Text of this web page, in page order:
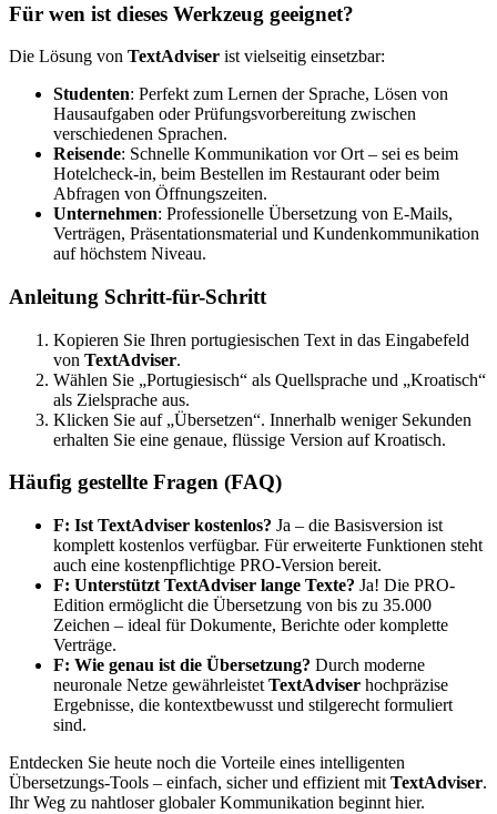
Für wen ist dieses Werkzeug geeignet?
Die Lösung von TextAdviser ist vielseitig einsetzbar:
Studenten: Perfekt zum Lernen der Sprache, Lösen von
Hausaufgaben oder Prüfungsvorbereitung zwischen
verschiedenen Sprachen.
Reisende: Schnelle Kommunikation vor Ort – sei es beim
Hotelcheck-in, beim Bestellen im Restaurant oder beim
Abfragen von Öffnungszeiten.
Unternehmen: Professionelle Übersetzung von E-Mails,
Verträgen, Präsentationsmaterial und Kundenkommunikation
auf höchstem Niveau.
Anleitung Schritt-für-Schritt
Kopieren Sie Ihren portugiesischen Text in das Eingabefeld
von TextAdviser.
Wählen Sie „Portugiesisch“ als Quellsprache und „Kroatisch“
als Zielsprache aus.
Klicken Sie auf „Übersetzen“. Innerhalb weniger Sekunden
erhalten Sie eine genaue, flüssige Version auf Kroatisch.
Häufig gestellte Fragen (FAQ)
F: Ist TextAdviser kostenlos? Ja – die Basisversion ist
komplett kostenlos verfügbar. Für erweiterte Funktionen steht
auch eine kostenpflichtige PRO-Version bereit.
F: Unterstützt TextAdviser lange Texte? Ja! Die PRO-
Edition ermöglicht die Übersetzung von bis zu 35.000
Zeichen – ideal für Dokumente, Berichte oder komplette
Verträge.
F: Wie genau ist die Übersetzung? Durch moderne
neuronale Netze gewährleistet TextAdviser hochpräzise
Ergebnisse, die kontextbewusst und stilgerecht formuliert
sind.
Entdecken Sie heute noch die Vorteile eines intelligenten
Übersetzungs-Tools – einfach, sicher und effizient mit TextAdviser.
Ihr Weg zu nahtloser globaler Kommunikation beginnt hier.